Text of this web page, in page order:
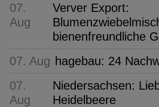
07.
Aug
Verver Export:
bienenfreundliche
07. Aug hagebau: 24
07.
Aug
Niedersachsen:
Heidelbeere